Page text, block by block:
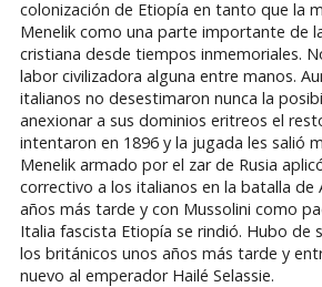
colonización de Etiopía en tanto que la
Menelik como una parte importante de
cristiana desde tiempos inmemoriales.
labor civilizadora alguna entre manos.
italianos no desestimaron nunca la
anexionar a sus dominios eritreos el
intentaron en 1896 y la jugada les salió
Menelik armado por el zar de Rusia
correctivo a los italianos en la batalla de
años más tarde y con Mussolini como
Italia fascista Etiopía se rindió. Hubo de
los británicos unos años más tarde y
nuevo al emperador Hailé Selassie.